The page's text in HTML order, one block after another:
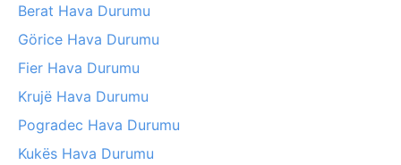
Berat Hava Durumu
Görice Hava Durumu
Fier Hava Durumu
Krujë Hava Durumu
Pogradec Hava Durumu
Kukës Hava Durumu